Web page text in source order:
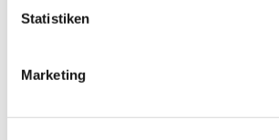
Statistiken
Marketing